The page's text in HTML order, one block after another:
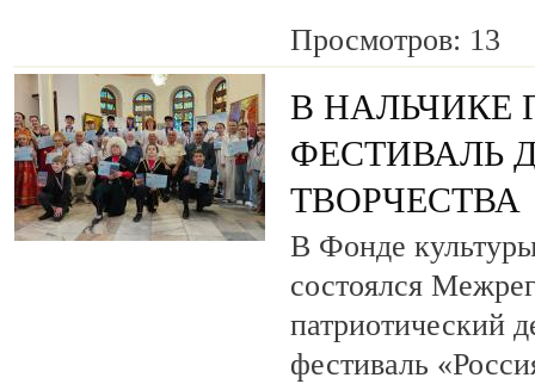
Просмотров: 13
В НАЛЬЧИКЕ
ФЕСТИВАЛЬ
ТВОРЧЕСТВА
В Фонде
состоялся
патриотический
фестиваль